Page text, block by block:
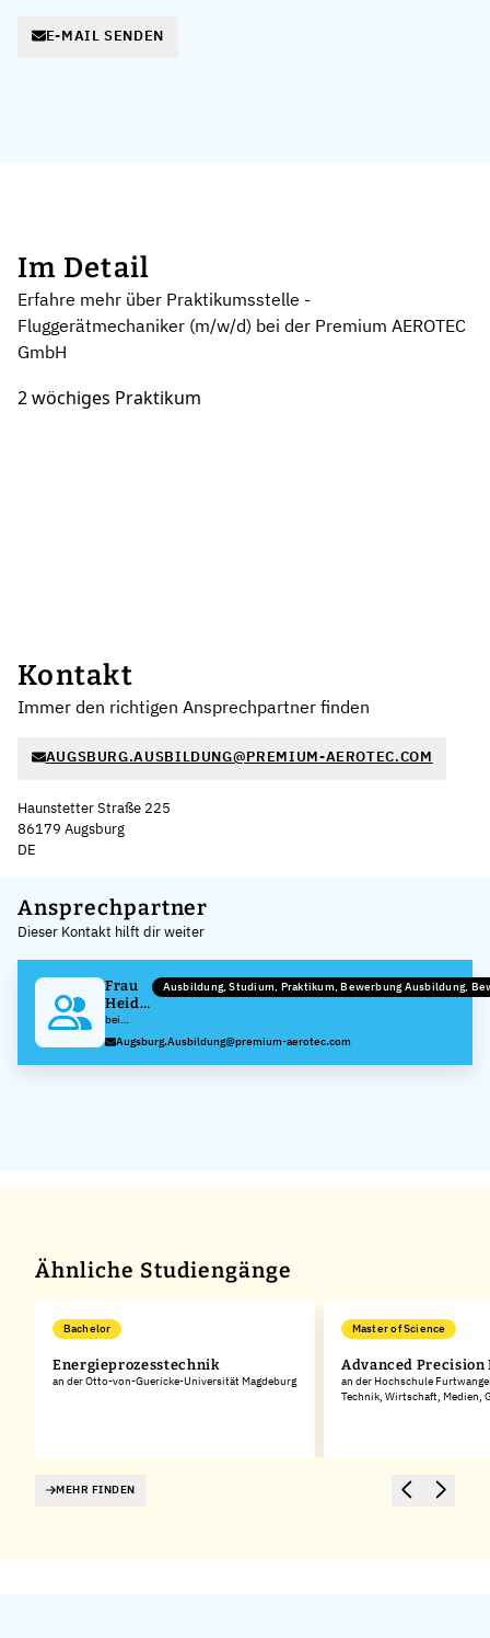
E-MAIL SENDEN
Im Detail
Erfahre mehr über Praktikumsstelle -
Fluggerätmechaniker (m/w/d) bei der Premium AEROTEC
GmbH
2 wöchiges Praktikum
Kontakt
Immer den richtigen Ansprechpartner finden
AUGSBURG.AUSBILDUNG@PREMIUM-AEROTEC.COM
Haunstetter Straße 225
86179 Augsburg
DE
+
−
Ansprechpartner
Dieser Kontakt hilft dir weiter
Frau
Heidi
Mayer
bei
AEROTEC
GmbH
Ausbildung, Studium, Praktikum, Bewerbung Ausbildung,
Augsburg.Ausbildung@premium-aerotec.com
Ähnliche Studiengänge
Bachelor
Energieprozesstechnik
an der Otto-von-Guericke-Universität Magdeburg
Master of Science
Advanced Precision
an der Hochschule
Technik, Wirtschaft, Medien,
MEHR FINDEN